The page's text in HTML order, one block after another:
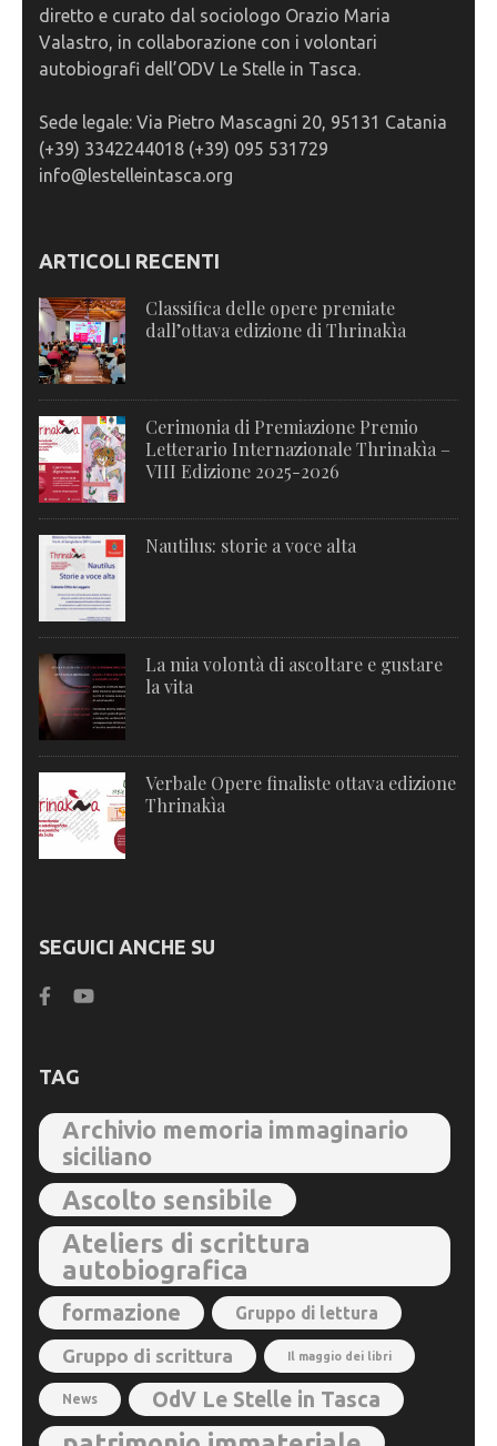
diretto e curato dal sociologo Orazio Maria
Valastro, in collaborazione con i volontari
autobiografi dell’ODV Le Stelle in Tasca.
Sede legale: Via Pietro Mascagni 20, 95131 Catania
(+39) 3342244018 (+39) 095 531729
info@lestelleintasca.org
ARTICOLI RECENTI
Classifica delle opere premiate
dall’ottava edizione di Thrinakìa
Cerimonia di Premiazione Premio
Letterario Internazionale Thrinakìa –
VIII Edizione 2025-2026
Nautilus: storie a voce alta
La mia volontà di ascoltare e gustare
la vita
Verbale Opere finaliste ottava edizione
Thrinakìa
SEGUICI ANCHE SU
TAG
Archivio memoria immaginario
siciliano
Ascolto sensibile
Ateliers di scrittura
autobiografica
formazione Gruppo di lettura
Gruppo di scrittura Il maggio dei libri
News OdV Le Stelle in Tasca